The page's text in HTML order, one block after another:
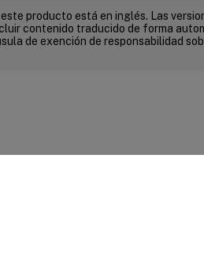
producto está en inglés. Las
contenido traducido de forma
de exención de responsabilidad